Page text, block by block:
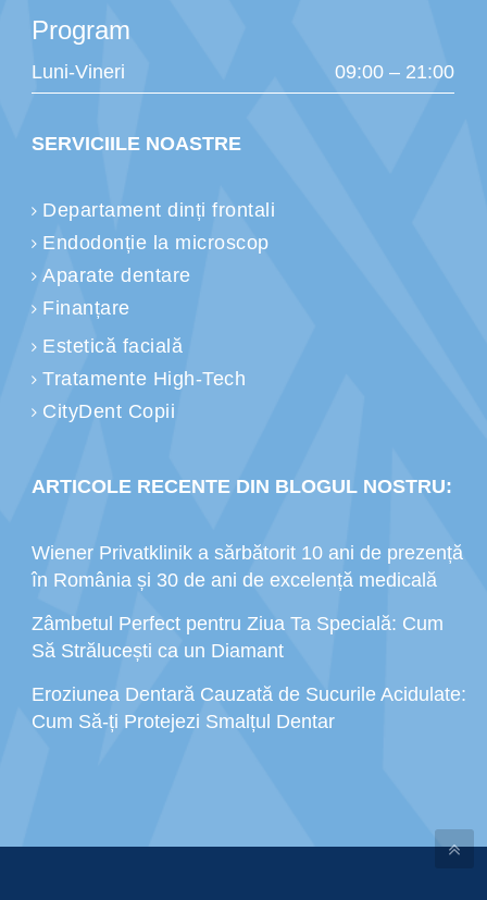
Program
Luni-Vineri 09:00 – 21:00
SERVICIILE NOASTRE
Departament dinți frontali
Endodonție la microscop
Aparate dentare
Finanțare
Estetică facială
Tratamente High-Tech
CityDent Copii
ARTICOLE RECENTE DIN BLOGUL NOSTRU:
Wiener Privatklinik a sărbătorit 10 ani de prezență
în România și 30 de ani de excelență medicală
Zâmbetul Perfect pentru Ziua Ta Specială: Cum
Să Strălucești ca un Diamant
Eroziunea Dentară Cauzată de Sucurile Acidulate:
Cum Să-ți Protejezi Smalțul Dentar